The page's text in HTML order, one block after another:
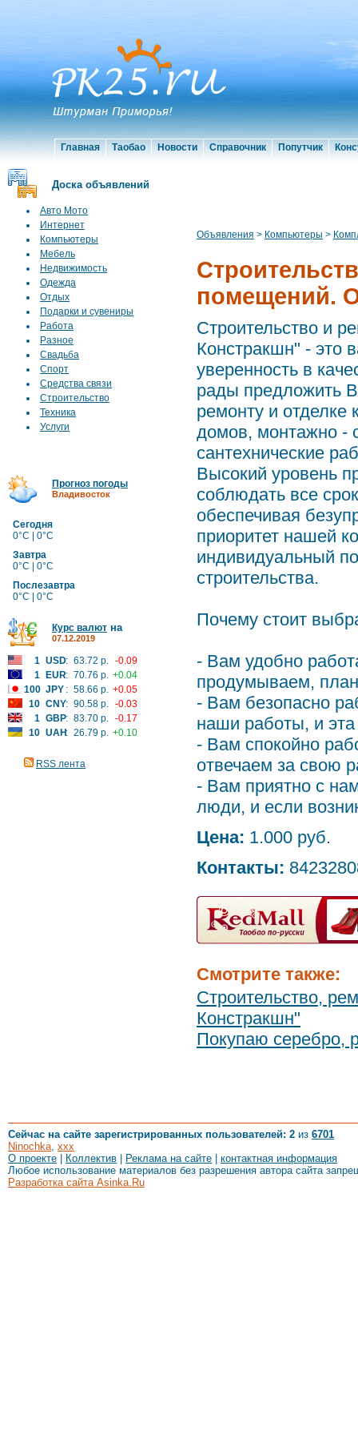
Главная Таобао Новости Справочник Попутчик
Доска объявлений
Авто Мото
Интернет
Компьютеры
Мебель
Недвижимость
Одежда
Отдых
Подарки и сувениры
Работа
Разное
Свадьба
Спорт
Средства связи
Строительство
Техника
Услуги
Прогноз погоды
Владивосток
Сегодня
0°C | 0°C
Завтра
0°C | 0°C
Послезавтра
0°C | 0°C
Курс валют на
07.12.2019
1 USD: 63.72 р. -0.09
1
EUR: 70.76 р. +0.04
100 JPY : 58.66 р. +0.05
10 CNY: 90.58 р. -0.03
1 GBP: 83.70 р. -0.17
10 UAH: 26.79 р. +0.10
RSS лента
Объявления > Компьютеры >
помещений.
Строительство и
Констракшн" - это
уверенность в
рады предложить
ремонту и отделке
домов, монтажно -
сантехнические
Высокий уровень
соблюдать все
обеспечивая
приоритет нашей
индивидуальный
строительства.
Почему стоит
- Вам удобно
продумываем,
- Вам безопасно
наши работы, и эта
- Вам спокойно
отвечаем за свою
- Вам приятно с
люди, и если
Цена: 1.000 руб.
Контакты:
Смотрите также:
Строительство,
Констракшн"
Покупаю серебро,
Сейчас на сайте зарегистрированных пользователей: 2 из 6701
Ninochka, xxx
О проекте
Коллектив Реклама на сайте
контактная информация
Любое использование материалов без разрешения автора сайта
Разработка сайта Asinka.Ru